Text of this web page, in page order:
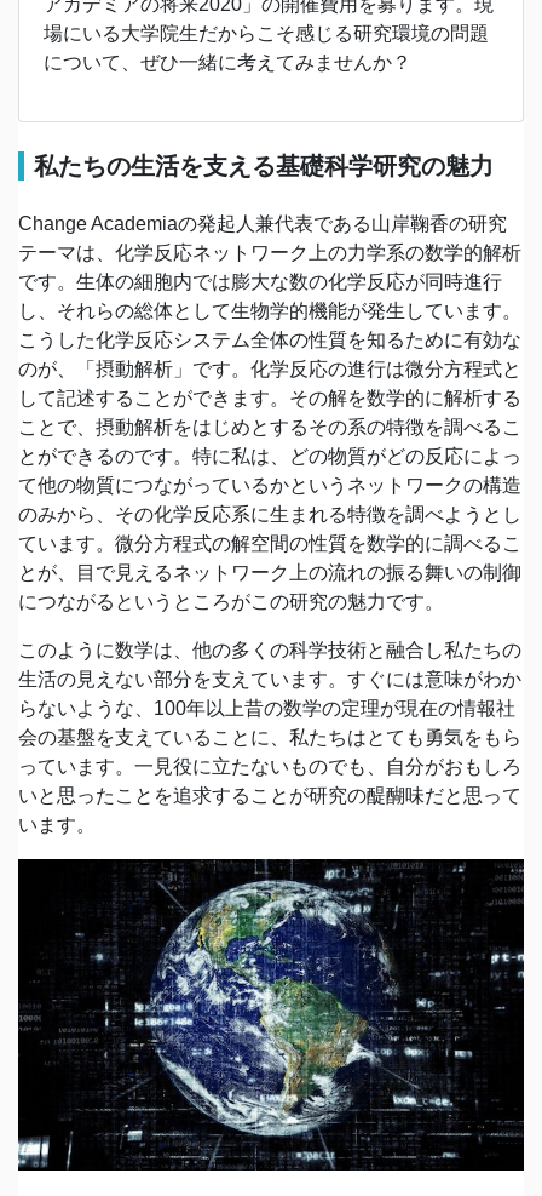
場にいる大学院生だからこそ感じる研究環境の問題
について、ぜひ一緒に考えてみませんか？
私たちの生活を支える基礎科学研究の魅力
Change Academiaの発起人兼代表である山岸鞠香の研究
テーマは、化学反応ネットワーク上の力学系の数学的解析
です。生体の細胞内では膨大な数の化学反応が同時進行
し、それらの総体として生物学的機能が発生しています。
こうした化学反応システム全体の性質を知るために有効な
のが、「摂動解析」です。化学反応の進行は微分方程式と
して記述することができます。その解を数学的に解析する
ことで、摂動解析をはじめとするその系の特徴を調べるこ
とができるのです。特に私は、どの物質がどの反応によっ
て他の物質につながっているかというネットワークの構造
のみから、その化学反応系に生まれる特徴を調べようとし
ています。微分方程式の解空間の性質を数学的に調べるこ
とが、目で見えるネットワーク上の流れの振る舞いの制御
につながるというところがこの研究の魅力です。
このように数学は、他の多くの科学技術と融合し私たちの
生活の見えない部分を支えています。すぐには意味がわか
らないような、100年以上昔の数学の定理が現在の情報社
会の基盤を支えていることに、私たちはとても勇気をもら
っています。一見役に立たないものでも、自分がおもしろ
いと思ったことを追求することが研究の醍醐味だと思って
います。